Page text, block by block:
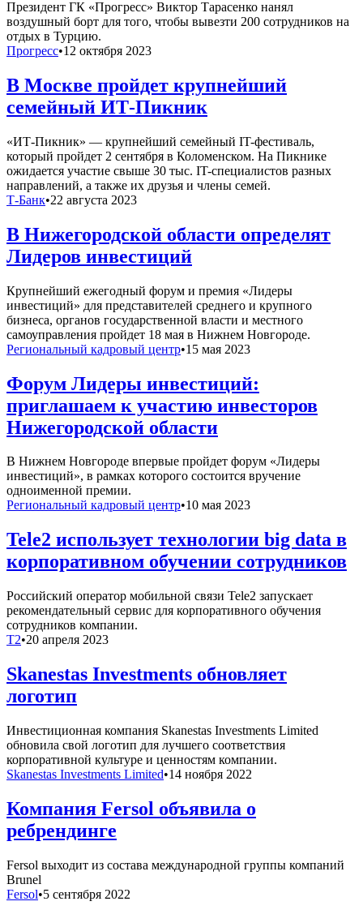
Президент ГК «Прогресс» Виктор Тарасенко нанял
воздушный борт для того, чтобы вывезти 200 сотрудников на
отдых в Турцию.
Прогресс•12 октября 2023
В Москве пройдет крупнейший
семейный ИТ-Пикник
«ИТ-Пикник» — крупнейший семейный IT-фестиваль,
который пройдет 2 сентября в Коломенском. На Пикнике
ожидается участие свыше 30 тыс. IT-специалистов разных
направлений, а также их друзья и члены семей.
Т-Банк•22 августа 2023
В Нижегородской области определят
Лидеров инвестиций
Крупнейший ежегодный форум и премия «Лидеры
инвестиций» для представителей среднего и крупного
бизнеса, органов государственной власти и местного
самоуправления пройдет 18 мая в Нижнем Новгороде.
Региональный кадровый центр•15 мая 2023
Форум Лидеры инвестиций:
приглашаем к участию инвесторов
Нижегородской области
В Нижнем Новгороде впервые пройдет форум «Лидеры
инвестиций», в рамках которого состоится вручение
одноименной премии.
Региональный кадровый центр•10 мая 2023
Tele2 использует технологии big data в
корпоративном обучении сотрудников
Российский оператор мобильной связи Tele2 запускает
рекомендательный сервис для корпоративного обучения
сотрудников компании.
T2•20 апреля 2023
Skanestas Investments обновляет
логотип
Инвестиционная компания Skanestas Investments Limited
обновила свой логотип для лучшего соответствия
корпоративной культуре и ценностям компании.
Skanestas Investments Limited•14 ноября 2022
Компания Fersol объявила о
ребрендинге
Fersol выходит из состава международной группы компаний
Brunel
Fersol•5 сентября 2022